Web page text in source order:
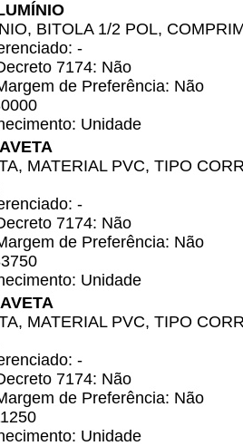
BITOLA 1/2 POL,
-
7174: Não
de Preferência: Não
Unidade
MATERIAL PVC, TIPO
-
7174: Não
de Preferência: Não
Unidade
MATERIAL PVC, TIPO
-
7174: Não
de Preferência: Não
Unidade